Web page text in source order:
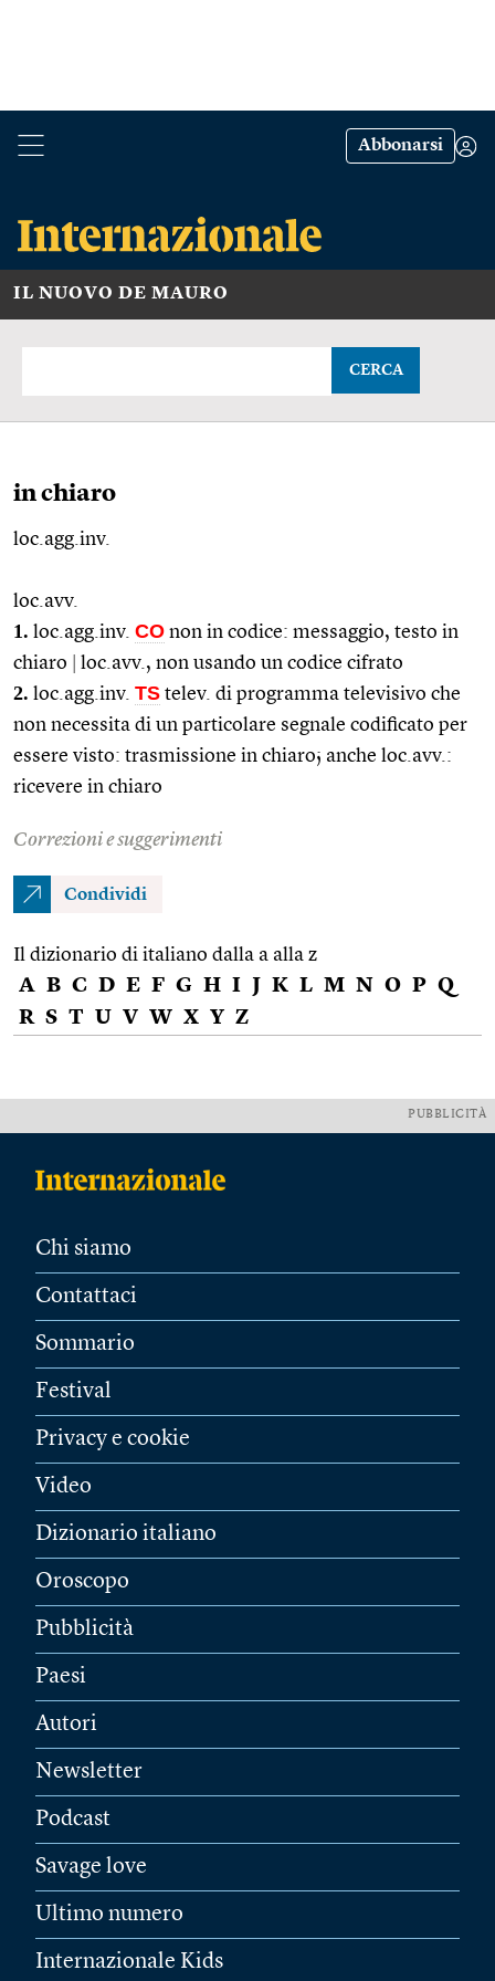
Abbonarsi
IL NUOVO DE MAURO
CERCA
in chiaro
loc.agg.inv.
loc.avv.
1. loc.agg. inv. CO non in codice: messaggio, testo in
chiaro
loc.avv. , non usando un codice cifrato
2. loc.agg. inv. TS telev. di programma televisivo che
non necessita di un particolare segnale codificato per
essere visto: trasmissione in chiaro; anche loc.avv. :
ricevere in chiaro
Correzioni e suggerimenti
Condividi
Il dizionario di italiano dalla a alla z
A B C D E F G H I J K L M N O P Q
R S T U V W X Y Z
PUBBLICITÀ
Chi siamo
Contattaci
Sommario
Festival
Privacy e cookie
Video
Dizionario italiano
Oroscopo
Pubblicità
Paesi
Autori
Newsletter
Podcast
Savage love
Ultimo numero
Internazionale Kids